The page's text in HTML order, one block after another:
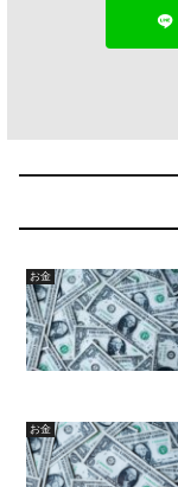
お金
お金